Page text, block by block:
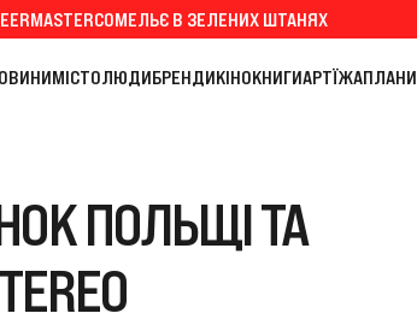
СОМЕЛЬЄ В ЗЕЛЕНИХ ШТАНЯХ
МІСТОЛЮДИБРЕНДИКІНОКНИГИАРТЇЖАПЛАНИ
ПОЛЬЩІ ТА